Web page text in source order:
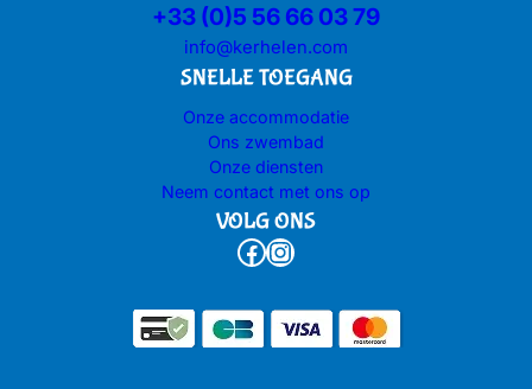
+33 (0)5 56 66 03 79
info@kerhelen.com
SNELLE TOEGANG
Onze accommodatie
Ons zwembad
Onze diensten
Neem contact met ons op
VOLG ONS
Facebook Instagram